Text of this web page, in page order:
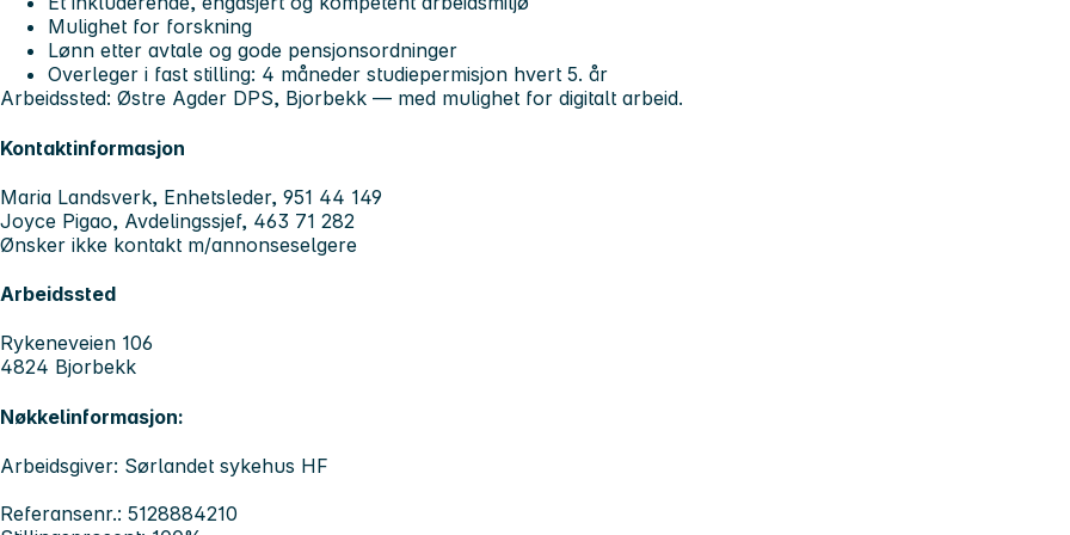
Mulighet for forskning
Lønn etter avtale og gode pensjonsordninger
Overleger i fast stilling: 4 måneder studiepermisjon hvert 5. år
Arbeidssted: Østre Agder DPS, Bjorbekk — med mulighet for digitalt arbeid.
Kontaktinformasjon
Maria Landsverk, Enhetsleder, 951 44 149
Joyce Pigao, Avdelingssjef, 463 71 282
Ønsker ikke kontakt m/annonseselgere
Arbeidssted
Rykeneveien 106
4824 Bjorbekk
Nøkkelinformasjon:
Arbeidsgiver: Sørlandet sykehus HF
Referansenr.: 5128884210